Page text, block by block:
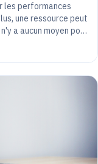
les performances
une ressource peut
a aucun moyen pour
ces problèmes
de la